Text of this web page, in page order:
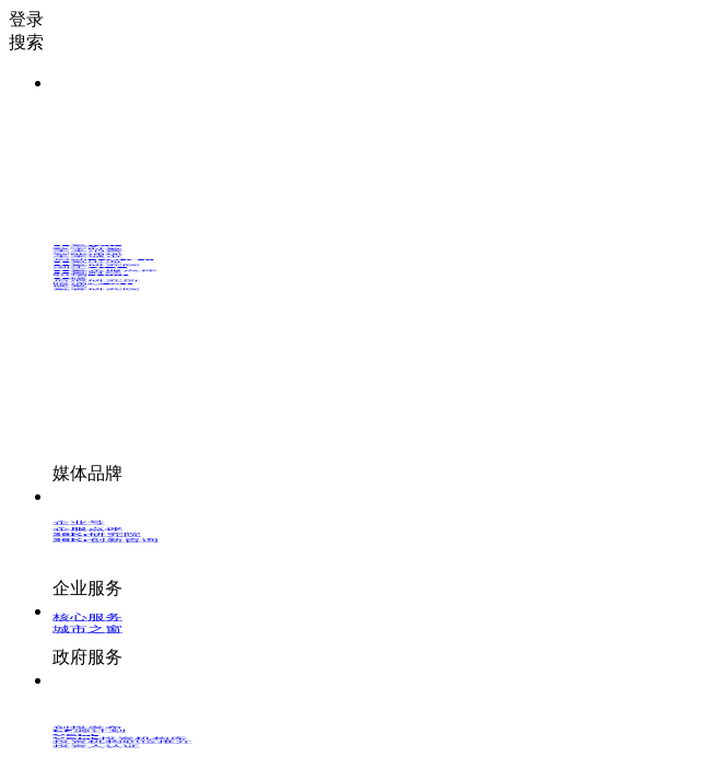
登录
搜索
36氪Auto
未来消费
未来城市
36氪出海
硬氪
媒体品牌
企业号
企服点评
36Kr研究院
36Kr创新咨询
企业服务
核心服务
城市之窗
政府服务
创投发布
LP源计划
VClub
VClub投资机构库
投资机构职位推介
投资人认证